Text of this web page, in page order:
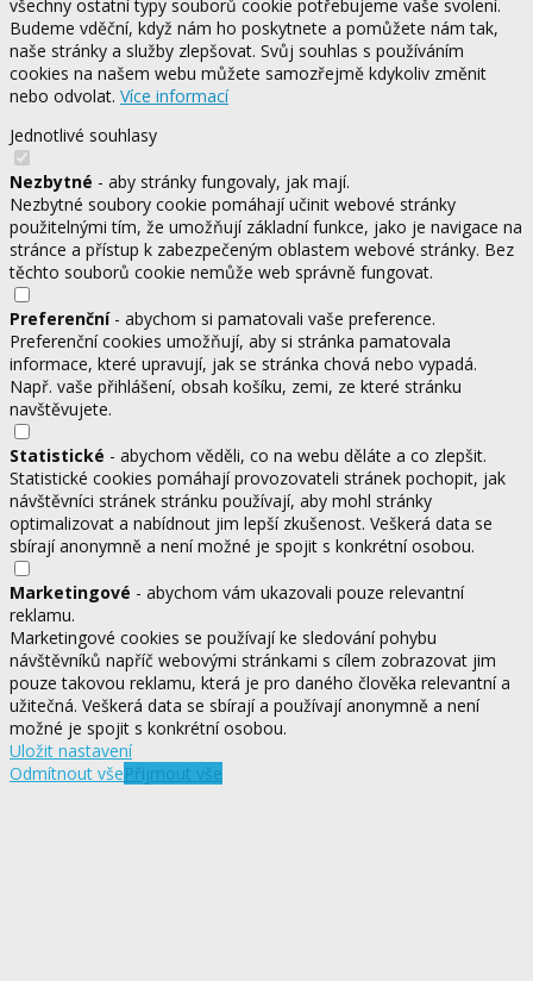
všechny ostatní typy souborů cookie potřebujeme vaše svolení.
Budeme vděční, když nám ho poskytnete a pomůžete nám tak,
naše stránky a služby zlepšovat. Svůj souhlas s používáním
cookies na našem webu můžete samozřejmě kdykoliv změnit
nebo odvolat. Více informací
Jednotlivé souhlasy
Nezbytné - aby stránky fungovaly, jak mají.
Nezbytné soubory cookie pomáhají učinit webové stránky
použitelnými tím, že umožňují základní funkce, jako je navigace na
stránce a přístup k zabezpečeným oblastem webové stránky. Bez
těchto souborů cookie nemůže web správně fungovat.
Preferenční- abychom si pamatovali vaše preference.
Preferenční cookies umožňují, aby si stránka pamatovala
informace, které upravují, jak se stránka chová nebo vypadá.
Např. vaše přihlášení, obsah košíku, zemi, ze které stránku
navštěvujete.
Statistické - abychom věděli, co na webu děláte a co zlepšit.
Statistické cookies pomáhají provozovateli stránek pochopit, jak
návštěvníci stránek stránku používají, aby mohl stránky
optimalizovat a nabídnout jim lepší zkušenost. Veškerá data se
sbírají anonymně a není možné je spojit s konkrétní osobou.
Marketingové - abychom vám ukazovali pouze relevantní
reklamu.
Marketingové cookies se používají ke sledování pohybu
návštěvníků napříč webovými stránkami s cílem zobrazovat jim
pouze takovou reklamu, která je pro daného člověka relevantní a
užitečná. Veškerá data se sbírají a používají anonymně a není
možné je spojit s konkrétní osobou.
Uložit nastavení
Odmítnout všePřijmout vše